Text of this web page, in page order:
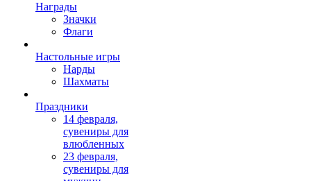
Награды
Значки
Флаги
Настольные игры
Нарды
Шахматы
Праздники
14 февраля,
сувениры для
влюбленных
23 февраля,
сувениры для